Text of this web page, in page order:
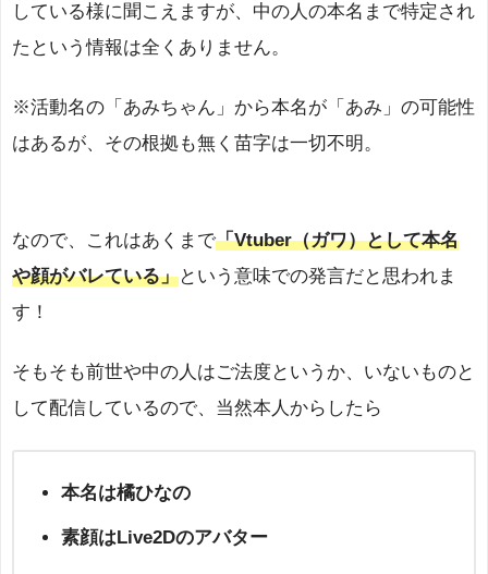
している様に聞こえますが、中の人の本名まで特定され
たという情報は全くありません。
※活動名の「あみちゃん」から本名が「あみ」の可能性
はあるが、その根拠も無く苗字は一切不明。
なので、これはあくまで「Vtuber（ガワ）として本名
や顔がバレている」という意味での発言だと思われま
す！
そもそも前世や中の人はご法度というか、いないものと
して配信しているので、当然本人からしたら
本名は橘ひなの
素顔はLive2Dのアバター